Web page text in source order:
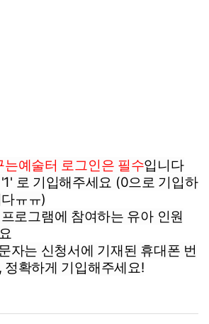
는예술터 로그인은 필수입니다
로 기입해주세요 (0으로 기입하
ㅠㅠ)
로그램에 참여하는 유아 인원
자는 신청서에 기재된 휴대폰 번
정확하게 기입해주세요!